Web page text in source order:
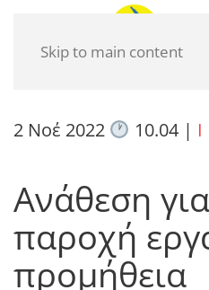
Skip to main content
2 Νοέ 2022 10.04| I
Ανάθεση
παροχή
προμήθεια